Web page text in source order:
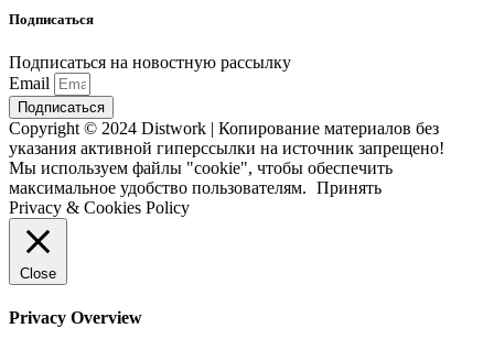
Подписаться
Подписаться на новостную рассылку
Email
Подписаться
Copyright © 2024 Distwork | Копирование материалов без
указания активной гиперссылки на источник запрещено!
Мы используем файлы "cookie", чтобы обеспечить
максимальное удобство пользователям. Принять
Privacy & Cookies Policy
Close
Privacy Overview